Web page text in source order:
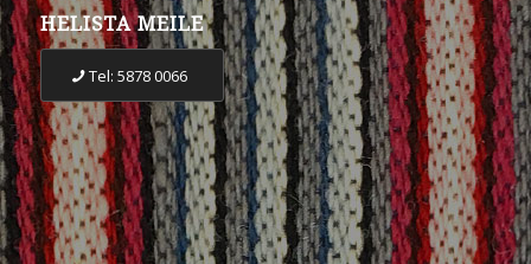
HELISTA MEILE
Tel: 5878 0066